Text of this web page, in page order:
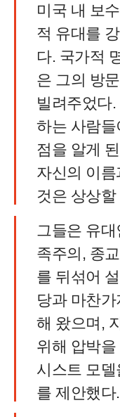
미국 내 보
적 유대를
다. 국가적
은 그의 방
빌려주었다
하는 사람
점을 알게
자신의 이
것은 상상
그들은 유
족주의, 종
를 뒤섞어
당과 마찬
해 왔으며,
위해 압박
시스트 모
를 제안했다.